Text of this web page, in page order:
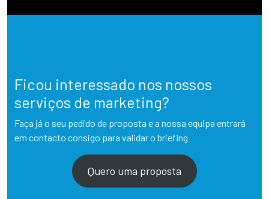
Ficou interessado nos nossos
serviços de marketing?
Faça já o seu pedido de proposta e a nossa equipa entrará
em contacto consigo para validar o briefing
Quero uma proposta